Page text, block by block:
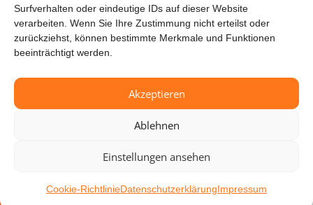
Surfverhalten oder eindeutige IDs auf dieser Website
verarbeiten. Wenn Sie Ihre Zustimmung nicht erteilst oder
zurückziehst, können bestimmte Merkmale und Funktionen
beeinträchtigt werden.
Akzeptieren
Ablehnen
Einstellungen ansehen
Cookie-RichtlinieDatenschutzerklärungImpressum
+49 (0) 28 22 / 976 293 0
Rechtliches
Allgemeiner Disclaimer
Bildnachweis
Cookie-Richtlinie
© 2026 - Attina | All rights reserved